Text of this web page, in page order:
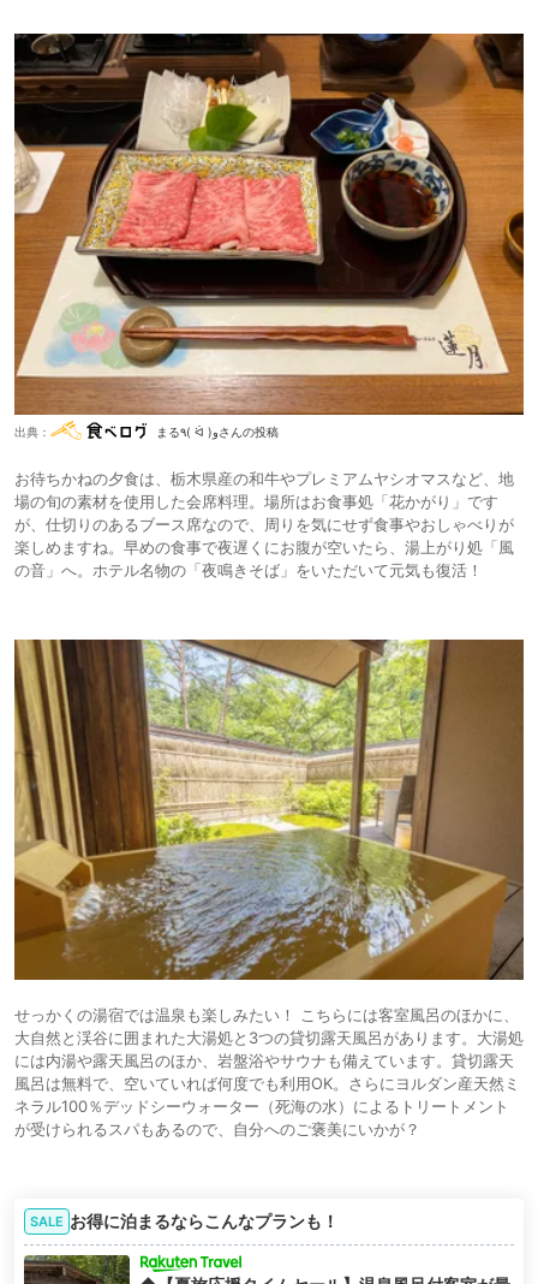
出典： まる٩( ᐛ )وさんの投稿
お待ちかねの夕食は、栃木県産の和牛やプレミアムヤシオマスなど、地
場の旬の素材を使用した会席料理。場所はお食事処「花かがり」です
が、仕切りのあるブース席なので、周りを気にせず食事やおしゃべりが
楽しめますね。早めの食事で夜遅くにお腹が空いたら、湯上がり処「風
の音」へ。ホテル名物の「夜鳴きそば」をいただいて元気も復活！
せっかくの湯宿では温泉も楽しみたい！ こちらには客室風呂のほかに、
大自然と渓谷に囲まれた大湯処と3つの貸切露天風呂があります。大湯処
には内湯や露天風呂のほか、岩盤浴やサウナも備えています。貸切露天
風呂は無料で、空いていれば何度でも利用OK。さらにヨルダン産天然ミ
ネラル100％デッドシーウォーター（死海の水）によるトリートメント
が受けられるスパもあるので、自分へのご褒美にいかが？
SALE お得に泊まるならこんなプランも！